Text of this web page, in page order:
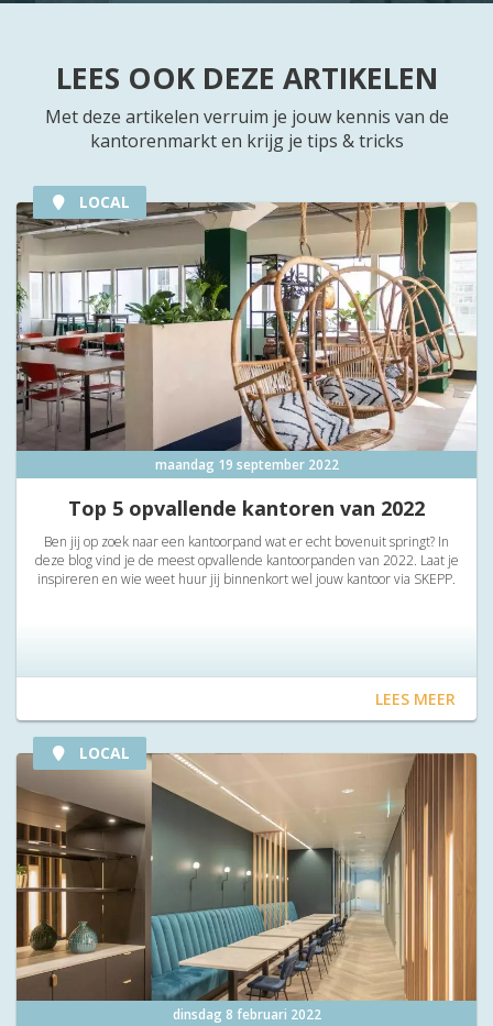
LEES OOK DEZE ARTIKELEN
Met deze artikelen verruim je jouw kennis van de
kantorenmarkt en krijg je tips & tricks
LOCAL
maandag 19 september 2022
Top 5 opvallende kantoren van 2022
Ben jij op zoek naar een kantoorpand wat er echt bovenuit springt? In
deze blog vind je de meest opvallende kantoorpanden van 2022. Laat je
inspireren en wie weet huur jij binnenkort wel jouw kantoor via SKEPP.
LEES MEER
LOCAL
dinsdag 8 februari 2022